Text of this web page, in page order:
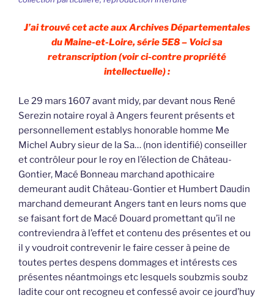
J’ai trouvé cet acte aux Archives Départementales
du Maine-et-Loire, série 5E8 – Voici sa
retranscription (voir ci-contre propriété
intellectuelle) :
Le 29 mars 1607 avant midy, par devant nous René
Serezin notaire royal à Angers feurent présents et
personnellement establys honorable homme Me
Michel Aubry sieur de la Sa… (non identifié) conseiller
et contrôleur pour le roy en l’élection de Château-
Gontier, Macé Bonneau marchand apothicaire
demeurant audit Château-Gontier et Humbert Daudin
marchand demeurant Angers tant en leurs noms que
se faisant fort de Macé Douard promettant qu’il ne
contreviendra à l’effet et contenu des présentes et ou
il y voudroit contrevenir le faire cesser à peine de
toutes pertes despens dommages et intérests ces
présentes néantmoings etc lesquels soubzmis soubz
ladite cour ont recogneu et confessé avoir ce jourd’huy